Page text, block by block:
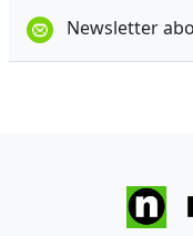
Newsletter